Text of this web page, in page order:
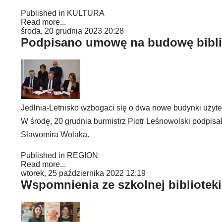
Published in KULTURA
Read more...
środa, 20 grudnia 2023 20:28
Podpisano umowę na budowę
Jedlnia-Letnisko wzbogaci się o dwa nowe budynki
W środę, 20 grudnia burmistrz Piotr Leśnowolski
Sławomira Wolaka.
Published in REGION
Read more...
wtorek, 25 października 2022 12:19
Wspomnienia ze szkolnej biblioteki